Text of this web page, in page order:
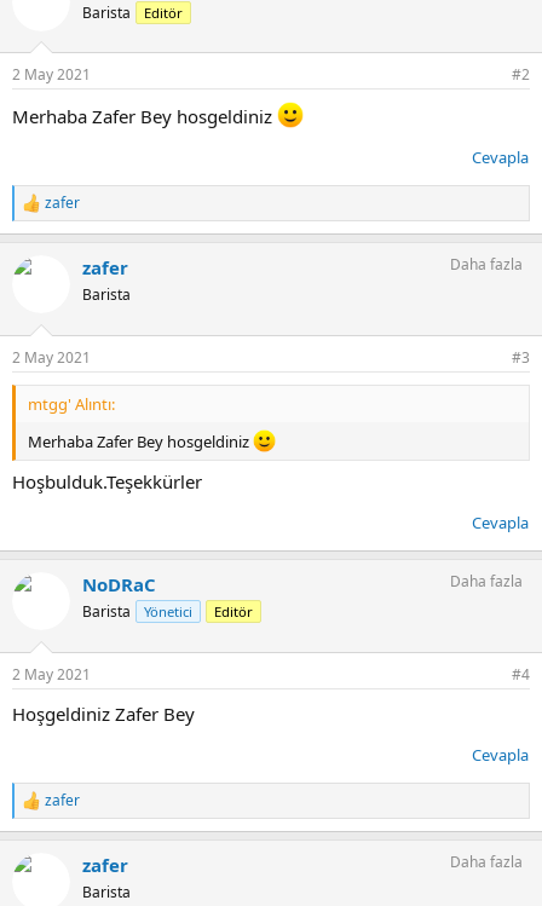
Barista Editör
2 May 2021 #2
Merhaba Zafer Bey hosgeldiniz
Cevapla
T
e
k
zafer
zafer
Barista
Daha fazla
2 May 2021 #3
mtgg' Alıntı:
Merhaba Zafer Bey hosgeldiniz
Hoşbulduk.Teşekkürler
Cevapla
NoDRaC
Barista Yönetici Editör
Daha fazla
2 May 2021 #4
Hoşgeldiniz Zafer Bey
Cevapla
T
e
k
zafer
zafer
Barista
Daha fazla